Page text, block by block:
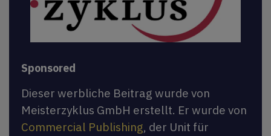
Sponsored
Dieser werbliche Beitrag wurde von
Meisterzyklus GmbH erstellt. Er wurde von
Commercial Publishing, der Unit für